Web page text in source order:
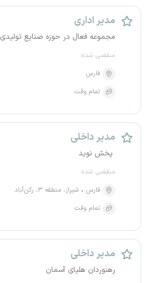
مدیر اداری
مجموعه فعال در حوزه صنایع تولیدی
منقضی شده
فارس
تمام وقت
مدیر داخلی
‌ پخش نوید
منقضی شده
فارس
شیراز، منطقه ۳، رکن‌آباد
تمام وقت
مدیر داخلی
رهنوردان هلیای آسمان